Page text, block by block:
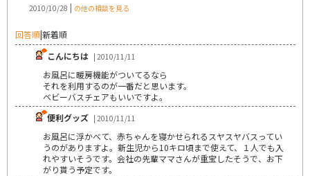
2010/10/28 | の他の相談を見る
回答順|新着順
こんにちは | 2010/11/11
お風呂に暖房機能がついてるなら
それを利用するのが一番だと思います。
ベビーバスチェアもいいですよ。
便利グッズ | 2010/11/11
お風呂に浮かべて、赤ちゃんを寝かせられるスヤスヤバスってい
うのがありますよ。新生児から10キロ頃まで使えて、１人でも入
れやすいそうです。会社の先輩ママさんが重宝したそうで、お下
がり貰う予定です。